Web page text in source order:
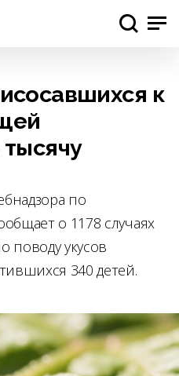
к
по
о 1178 случаях
поводу укусов
340 детей.